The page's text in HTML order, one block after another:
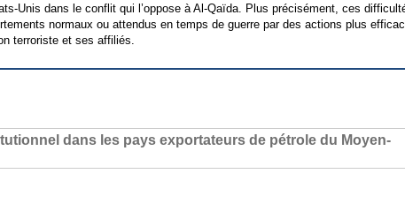
Unis dans le conflit qui l’oppose à Al-Qaïda. Plus précisément, ces
normaux ou attendus en temps de guerre par des actions plus
terroriste et ses affiliés.
dans les pays exportateurs de pétrole du Moyen-